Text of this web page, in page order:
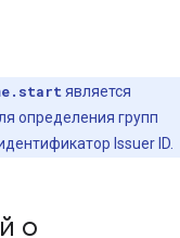
является
определения групп
Issuer ID.
о